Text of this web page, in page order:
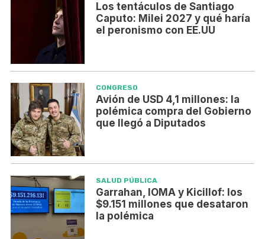
Los tentáculos de Santiago
Caputo: Milei 2027 y qué haría
el peronismo con EE.UU
CONGRESO
Avión de USD 4,1 millones: la
polémica compra del Gobierno
que llegó a Diputados
SALUD PÚBLICA
Garrahan, IOMA y Kicillof: los
$9.151 millones que desataron
la polémica